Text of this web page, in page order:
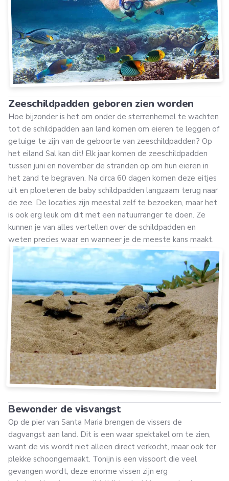
Zeeschildpadden geboren zien worden
Hoe bijzonder is het om onder de sterrenhemel te wachten
tot de schildpadden aan land komen om eieren te leggen of
getuige te zijn van de geboorte van zeeschildpadden? Op
het eiland Sal kan dit! Elk jaar komen de zeeschildpadden
tussen juni en november de stranden op om hun eieren in
het zand te begraven. Na circa 60 dagen komen deze eitjes
uit en ploeteren de baby schildpadden langzaam terug naar
de zee. De locaties zijn meestal zelf te bezoeken, maar het
is ook erg leuk om dit met een natuurranger te doen. Ze
kunnen je van alles vertellen over de schildpadden en
weten precies waar en wanneer je de meeste kans maakt.
Bewonder de visvangst
Op de pier van Santa Maria brengen de vissers de
dagvangst aan land. Dit is een waar spektakel om te zien,
want de vis wordt niet alleen direct verkocht, maar ook ter
plekke schoongemaakt. Tonijn is een vissoort die veel
gevangen wordt, deze enorme vissen zijn erg